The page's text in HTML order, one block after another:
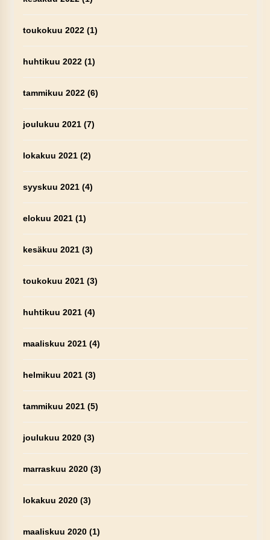
toukokuu 2022(1)
huhtikuu 2022(1)
tammikuu 2022(6)
joulukuu 2021(7)
lokakuu 2021(2)
syyskuu 2021(4)
elokuu 2021(1)
kesäkuu 2021(3)
toukokuu 2021(3)
huhtikuu 2021(4)
maaliskuu 2021(4)
helmikuu 2021(3)
tammikuu 2021(5)
joulukuu 2020(3)
marraskuu 2020(3)
lokakuu 2020(3)
maaliskuu 2020(1)